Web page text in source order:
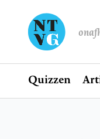
Home
Quizzen